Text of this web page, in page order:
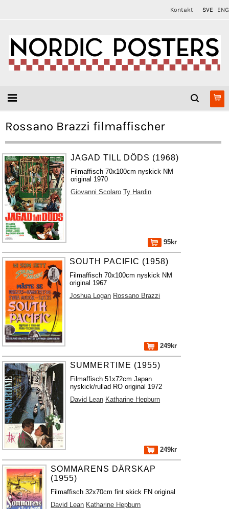
Kontakt SVE ENG
Rossano Brazzi filmaffischer
JAGAD TILL DÖDS (1968)
Filmaffisch 70x100cm nyskick NM
original 1970
Giovanni Scolaro Ty Hardin
95kr
SOUTH PACIFIC (1958)
Filmaffisch 70x100cm nyskick NM
original 1967
Joshua Logan Rossano Brazzi
249kr
SUMMERTIME (1955)
Filmaffisch 51x72cm Japan
nyskick/rullad RO original 1972
David Lean Katharine Hepburn
249kr
SOMMARENS DÅRSKAP
(1955)
Filmaffisch 32x70cm fint skick FN original
David Lean Katharine Hepburn